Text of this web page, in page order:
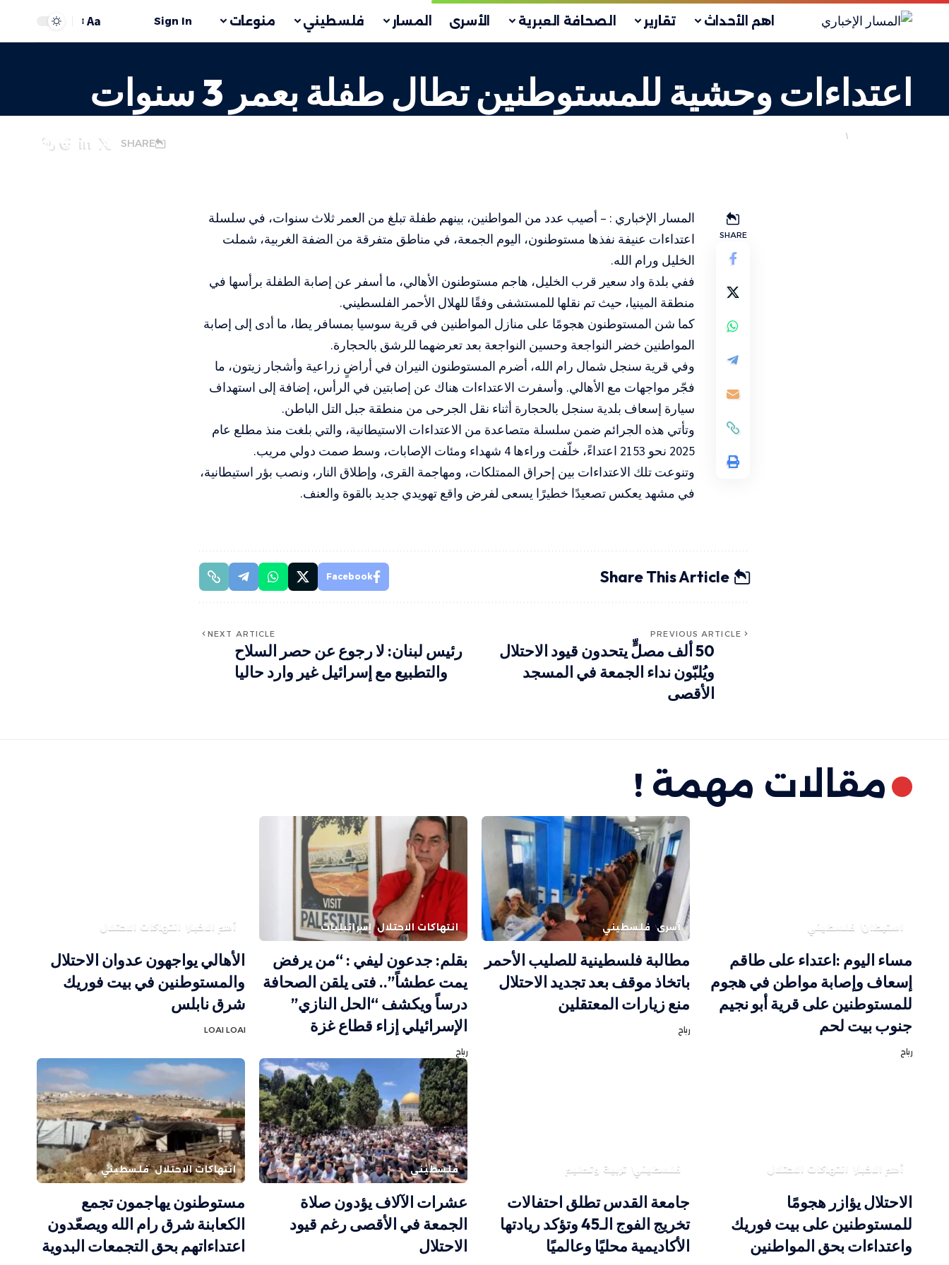
اهم الأحداث تقارير الصحافة العبرية الأسرى المسار فلسطيني منوعات Sign In
Aa
اعتداءات وحشية للمستوطنين تطال طفلة بعمر 3 سنوات
انتهاكات الاحتلالفلسطيني
SHARE
SHARE
المسار الإخباري : – أصيب عدد من المواطنين، بينهم طفلة تبلغ من العمر ثلاث سنوات، في سلسلة
اعتداءات عنيفة نفذها مستوطنون، اليوم الجمعة، في مناطق متفرقة من الضفة الغربية، شملت
الخليل ورام الله.
ففي بلدة واد سعير قرب الخليل، هاجم مستوطنون الأهالي، ما أسفر عن إصابة الطفلة برأسها في
منطقة المينيا، حيث تم نقلها للمستشفى وفقًا للهلال الأحمر الفلسطيني.
كما شن المستوطنون هجومًا على منازل المواطنين في قرية سوسيا بمسافر يطا، ما أدى إلى إصابة
المواطنين خضر النواجعة وحسين النواجعة بعد تعرضهما للرشق بالحجارة.
وفي قرية سنجل شمال رام الله، أضرم المستوطنون النيران في أراضٍ زراعية وأشجار زيتون، ما
فجّر مواجهات مع الأهالي. وأسفرت الاعتداءات هناك عن إصابتين في الرأس، إضافة إلى استهداف
سيارة إسعاف بلدية سنجل بالحجارة أثناء نقل الجرحى من منطقة جبل التل الباطن.
وتأتي هذه الجرائم ضمن سلسلة متصاعدة من الاعتداءات الاستيطانية، والتي بلغت منذ مطلع عام
2025 نحو 2153 اعتداءً، خلّفت وراءها 4 شهداء ومئات الإصابات، وسط صمت دولي مريب.
وتنوعت تلك الاعتداءات بين إحراق الممتلكات، ومهاجمة القرى، وإطلاق النار، ونصب بؤر استيطانية،
في مشهد يعكس تصعيدًا خطيرًا يسعى لفرض واقع تهويدي جديد بالقوة والعنف.
Share This Article
Facebook
PREVIOUS ARTICLE
50 ألف مصلٍّ يتحدون قيود الاحتلال
ويُلبّون نداء الجمعة في المسجد
الأقصى
NEXT ARTICLE
رئيس لبنان: لا رجوع عن حصر السلاح
والتطبيع مع إسرائيل غير وارد حاليا
مقالات مهمة !
استيطان فلسطيني
مساء اليوم :اعتداء على طاقم
إسعاف وإصابة مواطن في هجوم
للمستوطنين على قرية أبو نجيم
جنوب بيت لحم
رباح
أسرى فلسطيني
مطالبة فلسطينية للصليب الأحمر
باتخاذ موقف بعد تجديد الاحتلال
منع زيارات المعتقلين
رباح
انتهاكات الاحتلال إسرائيليات
بقلم: جدعون ليفي : “من يرفض
يمت عطشاً”.. فتى يلقن الصحافة
درساً ويكشف “الحل النازي”
الإسرائيلي إزاء قطاع غزة
رباح
أهم الاخبار انتهاكات الاحتلال
الأهالي يواجهون عدوان الاحتلال
والمستوطنين في بيت فوريك
شرق نابلس
LOAI LOAI
أهم الاخبار انتهاكات الاحتلال
الاحتلال يؤازر هجومًا
للمستوطنين على بيت فوريك
واعتداءات بحق المواطنين
فلسطيني تربية وتعليم
جامعة القدس تطلق احتفالات
تخريج الفوج الـ45 وتؤكد ريادتها
الأكاديمية محليًا وعالميًا
فلسطيني
عشرات الآلاف يؤدون صلاة
الجمعة في الأقصى رغم قيود
الاحتلال
انتهاكات الاحتلال فلسطيني
مستوطنون يهاجمون تجمع
الكعابنة شرق رام الله ويصعّدون
اعتداءاتهم بحق التجمعات البدوية